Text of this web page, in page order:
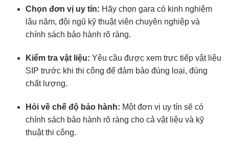
Chọn đơn vị uy tín: Hãy chọn gara có kinh nghiệm
lâu năm, đội ngũ kỹ thuật viên chuyên nghiệp và
chính sách bảo hành rõ ràng.
Kiểm tra vật liệu: Yêu cầu được xem trực tiếp vật liệu
SIP trước khi thi công để đảm bảo đúng loại, đúng
chất lượng.
Hỏi về chế độ bảo hành: Một đơn vị uy tín sẽ có
chính sách bảo hành rõ ràng cho cả vật liệu và kỹ
thuật thi công.